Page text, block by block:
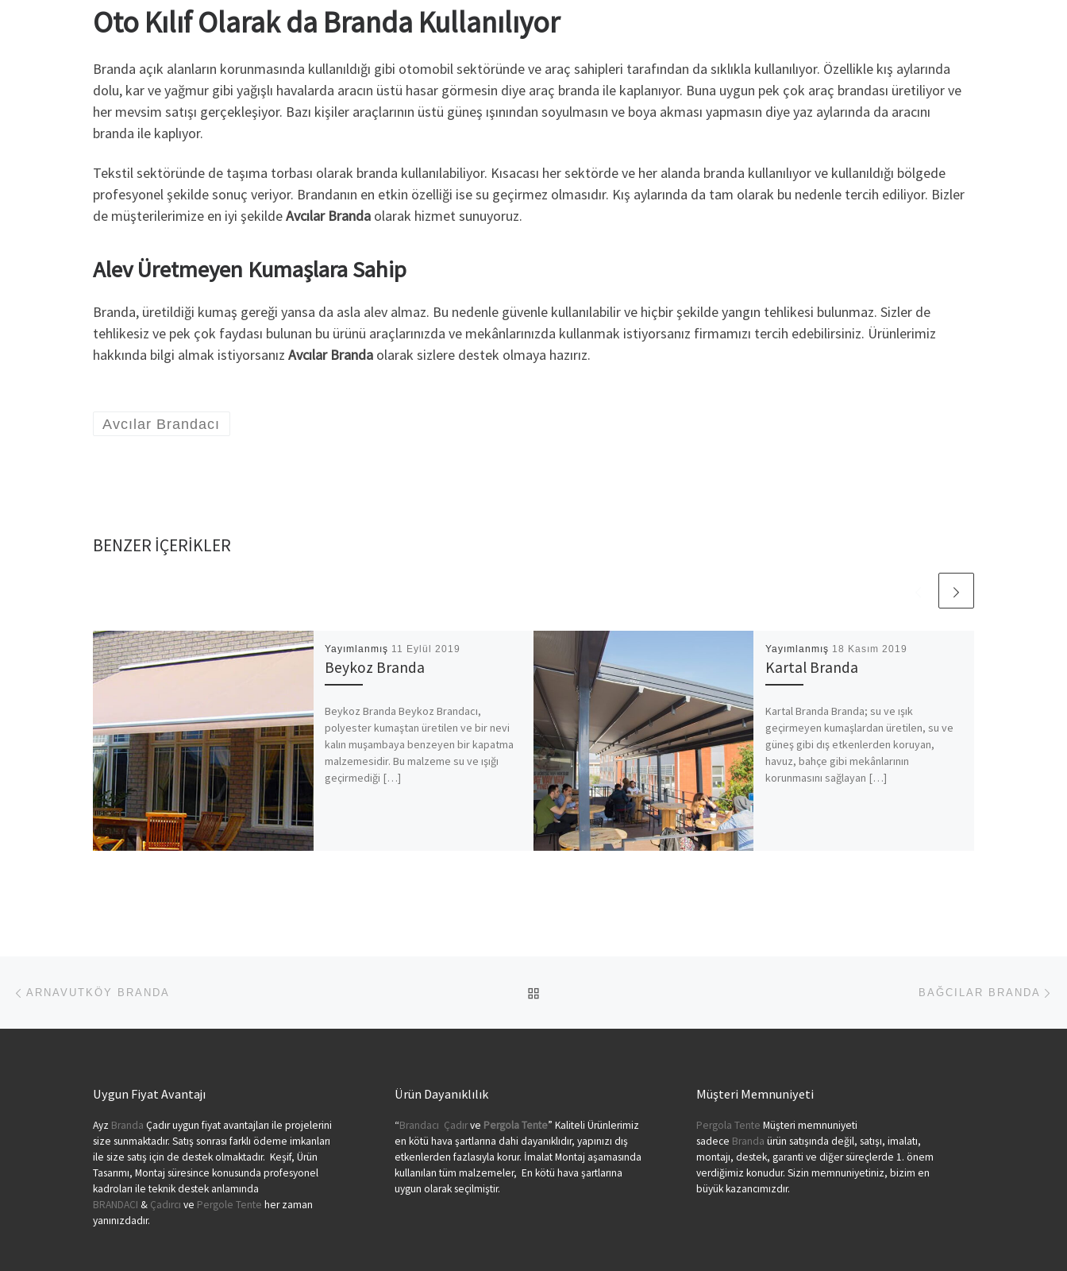
Oto Kılıf Olarak da Branda Kullanılıyor
Branda açık alanların korunmasında kullanıldığı gibi otomobil sektöründe ve araç sahipleri tarafından da sıklıkla kullanılıyor. Özellikle kış aylarında
dolu, kar ve yağmur gibi yağışlı havalarda aracın üstü hasar görmesin diye araç branda ile kaplanıyor. Buna uygun pek çok araç brandası üretiliyor ve
her mevsim satışı gerçekleşiyor. Bazı kişiler araçlarının üstü güneş ışınından soyulmasın ve boya akması yapmasın diye yaz aylarında da aracını
branda ile kaplıyor.
Tekstil sektöründe de taşıma torbası olarak branda kullanılabiliyor. Kısacası her sektörde ve her alanda branda kullanılıyor ve kullanıldığı bölgede
profesyonel şekilde sonuç veriyor. Brandanın en etkin özelliği ise su geçirmez olmasıdır. Kış aylarında da tam olarak bu nedenle tercih ediliyor. Bizler
de müşterilerimize en iyi şekildeAvcılar Branda olarak hizmet sunuyoruz.
Alev Üretmeyen Kumaşlara Sahip
Branda, üretildiği kumaş gereği yansa da asla alev almaz. Bu nedenle güvenle kullanılabilir ve hiçbir şekilde yangın tehlikesi bulunmaz. Sizler de
tehlikesiz ve pek çok faydası bulunan bu ürünü araçlarınızda ve mekânlarınızda kullanmak istiyorsanız firmamızı tercih edebilirsiniz. Ürünlerimiz
hakkında bilgi almak istiyorsanız Avcılar Branda olarak sizlere destek olmaya hazırız.
Avcılar Brandacı
BENZER IÇERIKLER
Yayımlanmış 11 Eylül 2019
Beykoz Branda
Beykoz Branda Beykoz Brandacı,
polyester kumaştan üretilen ve bir nevi
kalın muşambaya benzeyen bir kapatma
malzemesidir. Bu malzeme su ve ışığı
geçirmediği […]
Yayımlanmış 18 Kasım 2019
Kartal Branda
Kartal Branda Branda; su ve ışık
geçirmeyen kumaşlardan üretilen, su ve
güneş gibi dış etkenlerden koruyan,
havuz, bahçe gibi mekânlarının
korunmasını sağlayan […]
Yazı dolaşımı
ARNAVUTKÖY BRANDA BAĞCILAR BRANDA
Uygun Fiyat Avantajı
Ayz Branda Çadır uygun fiyat avantajları ile projelerini
size sunmaktadır. Satış sonrası farklı ödeme imkanları
ile size satış için de destek olmaktadır. Keşif, Ürün
Tasarımı, Montaj süresince konusunda profesyonel
kadroları ile teknik destek anlamında
BRANDACI & Çadırcı ve Pergole Tente her zaman
yanınızdadır.
Ürün Dayanıklılık
“Brandacı Çadırve PergolaTente” Kaliteli Ürünlerimiz
en kötü hava şartlarına dahi dayanıklıdır, yapınızı dış
etkenlerden fazlasıyla korur. İmalat Montaj aşamasında
kullanılan tüm malzemeler, En kötü hava şartlarına
uygun olarak seçilmiştir.
Müşteri Memnuniyeti
Pergola Tente Müşteri memnuniyeti
sadece Branda ürün satışında değil, satışı, imalatı,
montajı, destek, garanti ve diğer süreçlerde 1. önem
verdiğimiz konudur. Sizin memnuniyetiniz, bizim en
büyük kazancımızdır.